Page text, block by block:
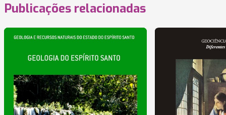
Publicações relacionadas